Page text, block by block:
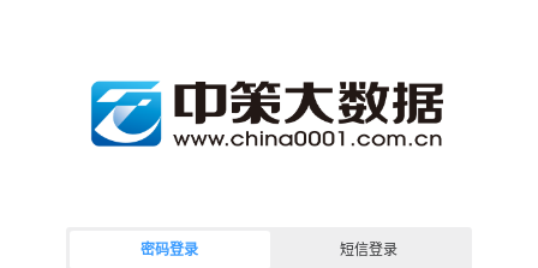
密码登录 短信登录